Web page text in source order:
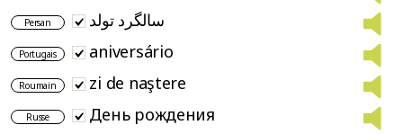
Persan سالگرد تولد
Portugais aniversário
Roumain zi de naştere
Russe День рождения